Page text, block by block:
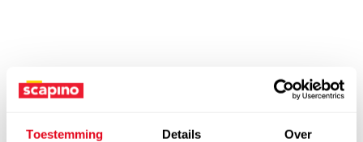
Toestemming Details Over